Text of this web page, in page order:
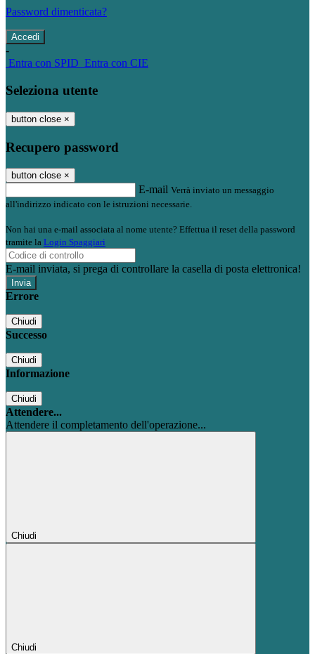
Password dimenticata?
-
Entra con SPID Entra con CIE
Seleziona utente
button close ×
Recupero password
button close ×
E-mail Verrà inviato un messaggio
all'indirizzo indicato con le istruzioni necessarie.
Non hai una e-mail associata al nome utente? Effettua il reset della password
tramite la Login Spaggiari
E-mail inviata, si prega di controllare la casella di posta elettronica!
Errore
Chiudi
Successo
Chiudi
Informazione
Chiudi
Attendere...
Attendere il completamento dell'operazione...
Chiudi
Chiudi